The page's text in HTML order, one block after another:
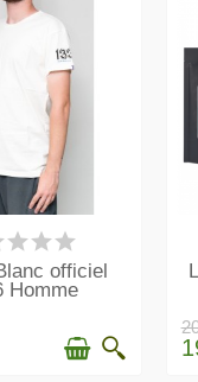
STOCK
officiel
Homme